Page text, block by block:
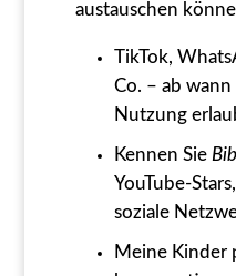
austauschen
TikTok,
Co. – ab
Nutzung
Kennen Sie
YouTube-
soziale
Meine Kinder